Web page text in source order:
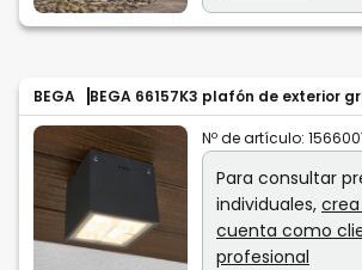
BEGA BEGA 66157K3 plafón de exterior
Nº de artículo:
Para consultar
individuales,
cuenta como
profesional